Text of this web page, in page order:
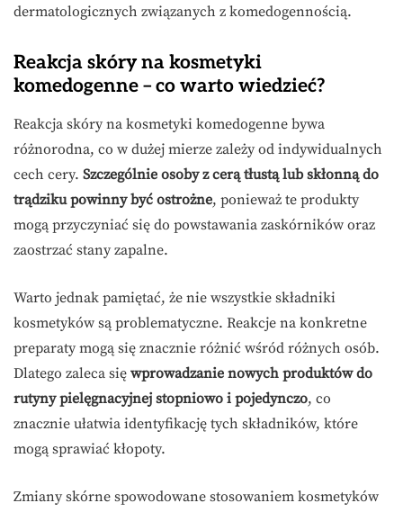
dermatologicznych związanych z komedogennością.
Reakcja skóry na kosmetyki
komedogenne – co warto wiedzieć?
Reakcja skóry na kosmetyki komedogenne bywa
różnorodna, co w dużej mierze zależy od indywidualnych
cech cery. Szczególnie osoby z cerą tłustą lub skłonną do
trądziku powinny być ostrożne, ponieważ te produkty
mogą przyczyniać się do powstawania zaskórników oraz
zaostrzać stany zapalne.
Warto jednak pamiętać, że nie wszystkie składniki
kosmetyków są problematyczne. Reakcje na konkretne
preparaty mogą się znacznie różnić wśród różnych osób.
Dlatego zaleca się wprowadzanie nowych produktów do
rutyny pielęgnacyjnej stopniowo i pojedynczo, co
znacznie ułatwia identyfikację tych składników, które
mogą sprawiać kłopoty.
Zmiany skórne spowodowane stosowaniem kosmetyków